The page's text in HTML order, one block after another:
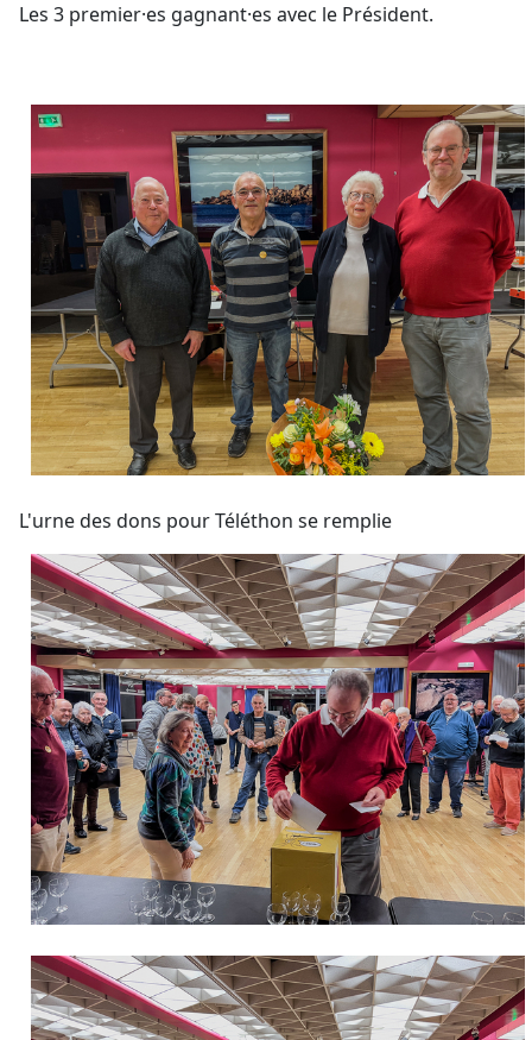
Les 3 premier·es gagnant·es avec le Président.
L'urne des dons pour Téléthon se remplie